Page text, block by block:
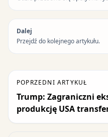
Dalej
Przejdź do kolejnego artykułu.
POPRZEDNI ARTYKUŁ
Trump: Zagraniczni
produkcję USA